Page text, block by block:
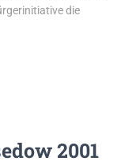
die
2001